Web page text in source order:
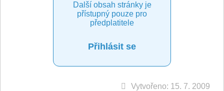
Další obsah stránky je
přístupný pouze pro
předplatitele
Přihlásit se
Vytvořeno: 15. 7. 2009